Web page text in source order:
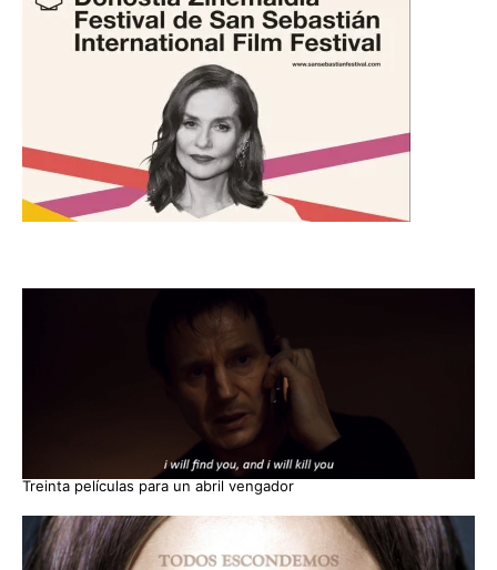
Treinta películas para un abril vengador